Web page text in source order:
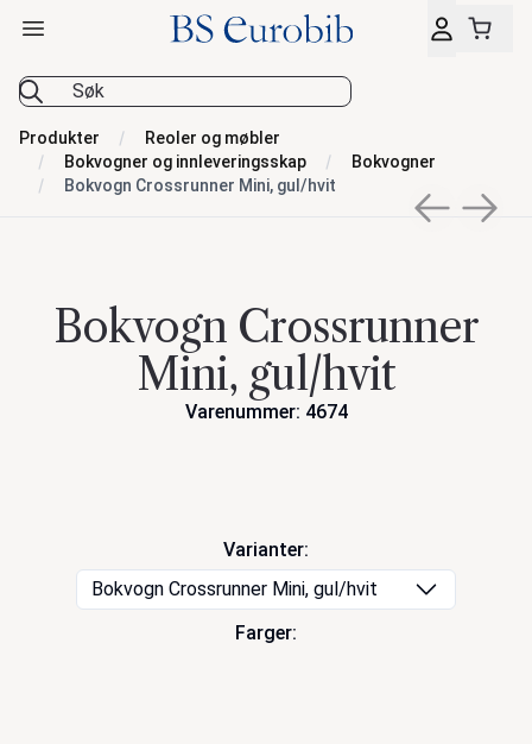
BS Eurobib
Åpne hovedmeny
Produkter
Reoler og møbler
Bokvogner og innleveringsskap
Bokvogner
Bokvogn Crossrunner Mini, gul/hvit
Previous
Next
Bokvogn Crossrunner
Mini, gul/hvit
Varenummer: 4674
Varianter:
Bokvogn Crossrunner Mini, gul/hvit
Farger: